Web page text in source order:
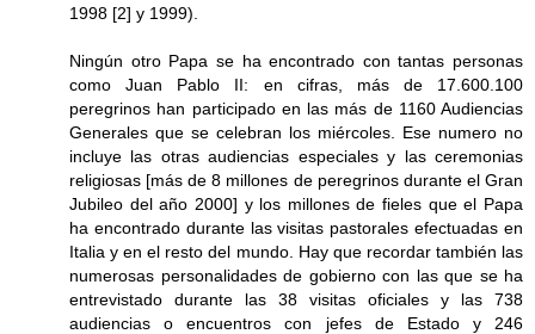
1998 [2] y 1999).
Ningún otro Papa se ha encontrado con tantas personas
como Juan Pablo II: en cifras, más de 17.600.100
peregrinos han participado en las más de 1160 Audiencias
Generales que se celebran los miércoles. Ese numero no
incluye las otras audiencias especiales y las ceremonias
religiosas [más de 8 millones de peregrinos durante el Gran
Jubileo del año 2000] y los millones de fieles que el Papa
ha encontrado durante las visitas pastorales efectuadas en
Italia y en el resto del mundo. Hay que recordar también las
numerosas personalidades de gobierno con las que se ha
entrevistado durante las 38 visitas oficiales y las 738
audiencias o encuentros con jefes de Estado y 246